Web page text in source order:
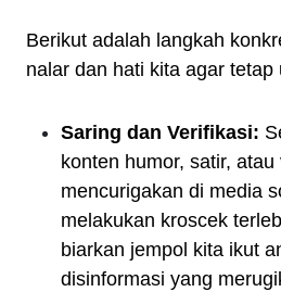
Berikut adalah langkah
nalar dan hati kita agar tetap
Saring dan Verifikasi:
konten humor, satir, atau
mencurigakan di media
melakukan kroscek
biarkan jempol kita ikut
disinformasi yang